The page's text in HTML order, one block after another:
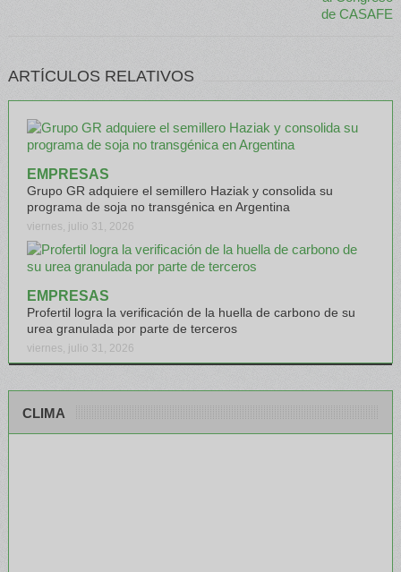
ARTÍCULOS RELATIVOS
EMPRESAS
Grupo GR adquiere el semillero Haziak y consolida su
programa de soja no transgénica en Argentina
viernes, julio 31, 2026
EMPRESAS
Profertil logra la verificación de la huella de carbono de su
urea granulada por parte de terceros
viernes, julio 31, 2026
CLIMA